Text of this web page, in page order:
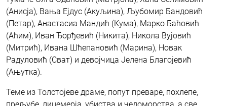
(Анисја), Вања Ејдус (Акуљина), Љубомир Бандовић
(Петар), Анастасиа Мандић (Кума), Марко Баћовић
(Аћим), Иван Ђорђевић (Никита), Никола Вујовић
(Митрић), Ивана Шћепановић (Марина), Новак
Радуловић (Сват) и девојчица Јелена Благојевић
(Ањутка).
Теме из Толстојеве драме, попут преваре, похлепе,
прељубе, лицемерја, убиства и чедоморства, а све